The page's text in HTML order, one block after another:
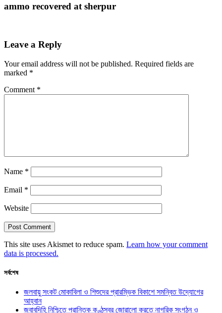
ammo recovered at sherpur
Leave a Reply
Your email address will not be published. Required fields are
marked *
Comment *
Name *
Email *
Website
This site uses Akismet to reduce spam. Learn how your comment
data is processed.
সর্বশেষ
জলবায়ু সংকট মোকাবিলা ও শিশুদের প্রারম্ভিক বিকাশে সমন্বিত উদ্যোগের
আহ্বান
জবাবদিহি নিশ্চিতে প্রান্তিক কণ্ঠস্বর জোরালো করতে নাগরিক সংগঠন ও